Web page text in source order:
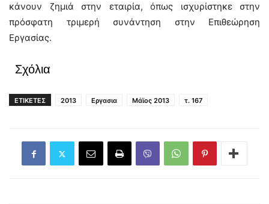
κάνουν ζημιά στην εταιρία, όπως ισχυρίστηκε στην
πρόσφατη τριμερή συνάντηση στην Επιθεώρηση
Εργασίας.
Σχόλια
ΕΤΙΚΕΤΕΣ 2013 Εργασια Μάϊος 2013 τ. 167